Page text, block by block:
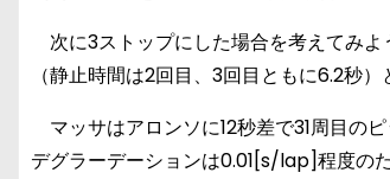
次に3ストップにした場合を考えてみ
（静止時間は2回目、3回目ともに6.2秒）
マッサはアロンソに12秒差で31周目の
デグラーデーションは0.01[s/lap]程度の